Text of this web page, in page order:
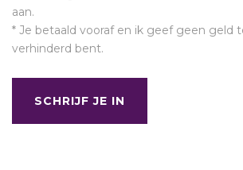
aan.
* Je betaald vooraf en ik geef geen geld
verhinderd bent.
SCHRIJF JE IN